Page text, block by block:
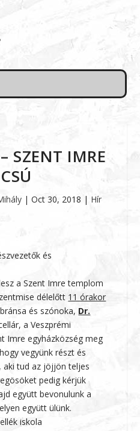
SZENT IMRE
| Oct 30, 2018 | Hír
és
a Szent Imre templom
délelőtt 11 órakor
és szónoka, Dr.
a Veszprémi
Imre egyházközség meg
vegyünk részt és
aki tud az jöjjön teljes
pedig kérjük
együtt bevonulunk a
együtt ülünk.
iskola